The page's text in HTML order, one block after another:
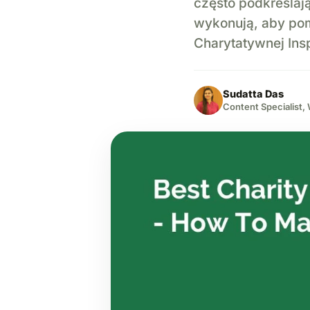
wykonują, aby
Charytatywnej
Sudatta Das
Content Specialist,